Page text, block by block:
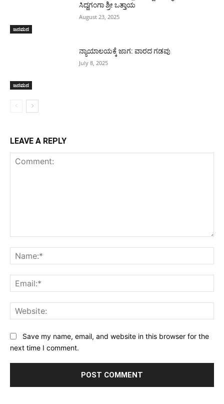
ಜನಮನ
ಸಿದ್ದಗಂಗಾ ಶ್ರೀ ಒತ್ತಾಯ
August 23, 2025
ಜನಮನ
ನ್ಯಾಯಾಲಯಕ್ಕೆ ಜಾಗ: ವಾರದ ಗಡವು
July 8, 2025
LEAVE A REPLY
Save my name, email, and website in this browser for the
next time I comment.